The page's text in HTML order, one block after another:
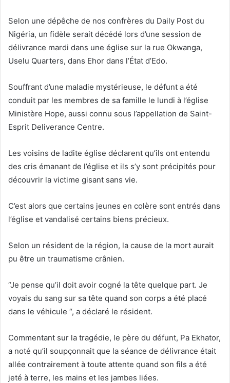
l
Selon une dépêche de nos confrères du Daily Post du
Nigéria, un fidèle serait décédé lors d’une session de
délivrance mardi dans une église sur la rue Okwanga,
Uselu Quarters, dans Ehor dans l’État d’Edo.
Souffrant d’une maladie mystérieuse, le défunt a été
conduit par les membres de sa famille le lundi à l’église
Ministère Hope, aussi connu sous l’appellation de Saint-
Esprit Deliverance Centre.
Les voisins de ladite église déclarent qu’ils ont entendu
des cris émanant de l’église et ils s’y sont précipités pour
découvrir la victime gisant sans vie.
C’est alors que certains jeunes en colère sont entrés dans
l’église et vandalisé certains biens précieux.
Selon un résident de la région, la cause de la mort aurait
pu être un traumatisme crânien.
“Je pense qu’il doit avoir cogné la tête quelque part. Je
voyais du sang sur sa tête quand son corps a été placé
dans le véhicule “, a déclaré le résident.
Commentant sur la tragédie, le père du défunt, Pa Ekhator,
a noté qu’il soupçonnait que la séance de délivrance était
allée contrairement à toute attente quand son fils a été
jeté à terre, les mains et les jambes liées.